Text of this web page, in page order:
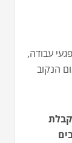
עבודה,
הנקוב